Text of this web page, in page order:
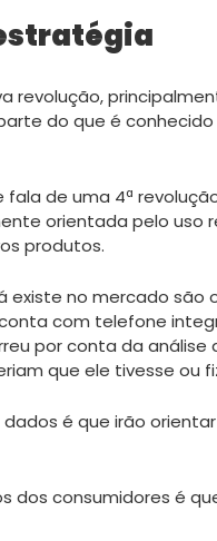
revolução,
do que é
fala de uma 4ª
orientada pelo uso
produtos.
existe no mercado são
com telefone
por conta da
que ele tivesse ou
dados é que irão
dos consumidores é